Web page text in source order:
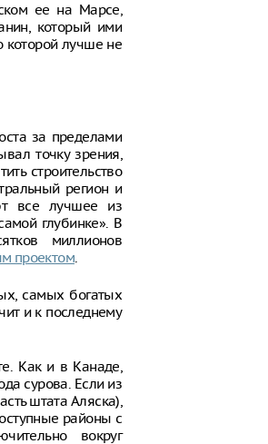
ее на Марсе,
который ими
которой лучше не
за пределами
точку зрения,
строительство
регион и
все лучшее из
глубинке». В
миллионов
проектом.
самых богатых
и к последнему
Как и в Канаде,
сурова. Если из
штата Аляска),
районы с
вокруг